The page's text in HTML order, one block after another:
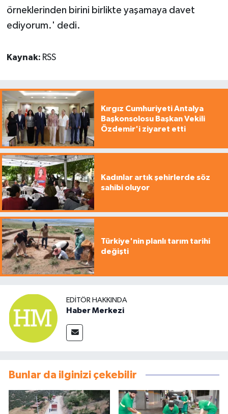
örneklerinden birini birlikte yaşamaya davet
ediyorum.' dedi.
Kaynak: RSS
Kırgız Cumhuriyeti Antalya
Başkonsolosu Başkan Vekili
Özdemir'i ziyaret etti
Kadınlar artık şehirlerde söz
sahibi oluyor
Türkiye'nin planlı tarım tarihi
değişti
EDITÖR HAKKINDA
Haber Merkezi
Bunlar da ilginizi çekebilir